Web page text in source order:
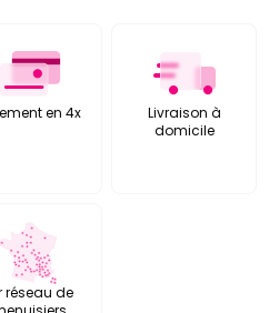
en 4x
Livraison à
domicile
réseau de